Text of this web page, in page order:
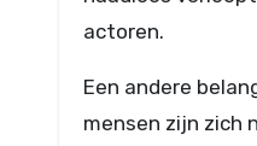
actoren.
Een andere
mensen zijn zich